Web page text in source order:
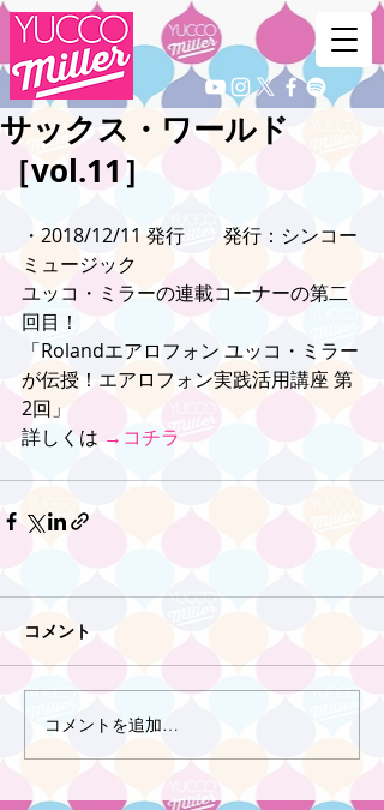
サックス・ワールド
［vol.11］
・2018/12/11 発行　　発行：シンコー
ミュージック
ユッコ・ミラーの連載コーナーの第二
回目！
「Rolandエアロフォン ユッコ・ミラー
が伝授！エアロフォン実践活用講座 第
2回」
詳しくは →コチラ
コメント
コメントを追加…